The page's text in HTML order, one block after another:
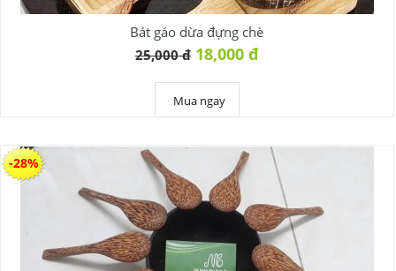
Bát gáo dừa đựng chè
25,000 đ 18,000 đ
Mua ngay
-28%